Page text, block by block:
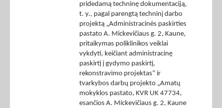
pridedamą techninę dokumentaciją,
t. y., pagal parengtą techninį darbo
projektą „Administracinės paskirties
pastato A. Mickevičiaus g. 2, Kaune,
pritaikymas poliklinikos veiklai
vykdyti, keičiant administracinę
paskirtį į gydymo paskirtį,
rekonstravimo projektas“ ir
tvarkybos darbų projekto „Amatų
mokyklos pastato, KVR UK 47734,
esančios A. Mickevičiaus g. 2, Kaune